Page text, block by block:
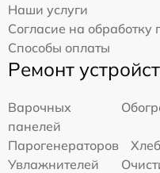
Наши услуги
Согласие на
Способы оплаты
Ремонт
Варочных
панелей
Парогенераторов
Увлажнителей